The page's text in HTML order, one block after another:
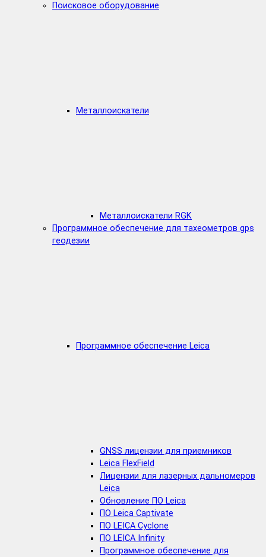
Поисковое оборудование
Металлоискатели
Металлоискатели RGK
Программное обеспечение для тахеометров gps
геодезии
Программное обеспечение Leica
GNSS лицензии для приемников
Leica FlexField
Лицензии для лазерных дальномеров
Leica
Обновление ПО Leica
ПО Leica Captivate
ПО LEICA Cyclone
ПО LEICA Infinity
Программное обеспечение для